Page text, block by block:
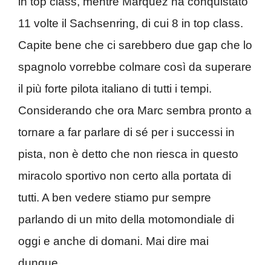
11 volte il Sachsenring, di cui 8 in top class.
Capite bene che ci sarebbero due gap che lo
spagnolo vorrebbe colmare così da superare
il più forte pilota italiano di tutti i tempi.
Considerando che ora Marc sembra pronto a
tornare a far parlare di sé per i successi in
pista, non è detto che non riesca in questo
miracolo sportivo non certo alla portata di
tutti. A ben vedere stiamo pur sempre
parlando di un mito della motomondiale di
oggi e anche di domani. Mai dire mai